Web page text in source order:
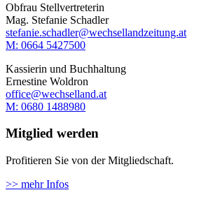
Obfrau Stellvertreterin
Mag. Stefanie Schadler
stefanie.schadler@wechsellandzeitung.at
M: ‭0664 5427500‬
Kassierin und Buchhaltung
Ernestine Woldron
office@wechselland.at
M: ‭0680 1488980‬
Mitglied werden
Profitieren Sie von der Mitgliedschaft.
>> mehr Infos